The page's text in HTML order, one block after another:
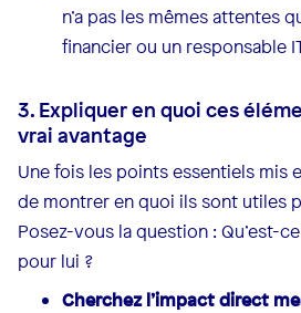
n’a pas les mêmes attentes
financier ou un responsable
3. Expliquer en quoi ces
vrai avantage
Une fois les points essentiels mis
de montrer en quoi ils sont utiles
Posez-vous la question : Qu’est-
pour lui ?
Cherchez l’impact direct